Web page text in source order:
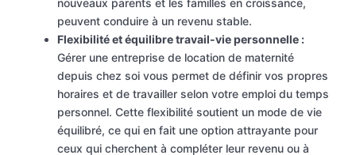
nouveaux parents et les familles en croissance,
peuvent conduire à un revenu stable.
Flexibilité et équilibre travail-vie personnelle :
Gérer une entreprise de location de maternité
depuis chez soi vous permet de définir vos propres
horaires et de travailler selon votre emploi du temps
personnel. Cette flexibilité soutient un mode de vie
équilibré, ce qui en fait une option attrayante pour
ceux qui cherchent à compléter leur revenu ou à